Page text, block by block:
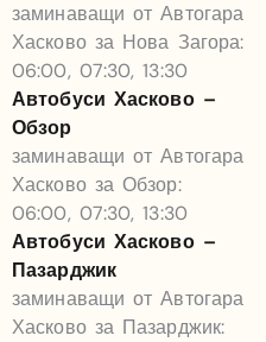
заминаващи от Автогара
Хасково за Нова Загора:
06:00, 07:30, 13:30
Автобуси Хасково –
Обзор
заминаващи от Автогара
Хасково за Обзор:
06:00, 07:30, 13:30
Автобуси Хасково –
Пазарджик
заминаващи от Автогара
Хасково за Пазарджик: